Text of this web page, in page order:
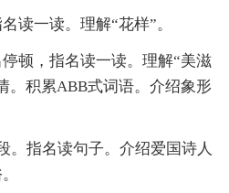
读一读。理解“花样”。
顿，指名读一读。理解“美滋
。积累ABB式词语。介绍象形
。指名读句子。介绍爱国诗人